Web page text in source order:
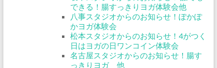
できる！腸すっきりヨガ体験会他
八事スタジオからのお知らせ！ぽかぽ
かヨガ体験会
松本スタジオからのお知らせ！4がつく
日はヨガの日ワンコイン体験会
名古屋スタジオからのお知らせ！腸す
っきりヨガ 他